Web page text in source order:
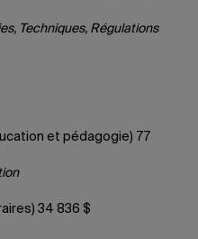
Techniques, Régulations
et pédagogie) 77
34 836 $